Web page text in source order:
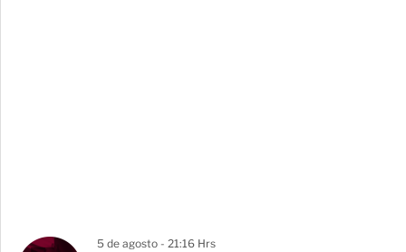
5 de agosto - 21:16 Hrs